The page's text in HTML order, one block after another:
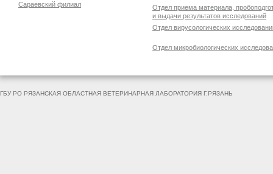
Сараевский филиал
Отдел приема материала,
и выдачи результатов исследований
Отдел вирусологических
Отдел микробиологических
ГБУ РО РЯЗАНСКАЯ ОБЛАСТНАЯ ВЕТЕРИНАРНАЯ ЛАБОРАТОРИЯ Г.РЯЗАНЬ